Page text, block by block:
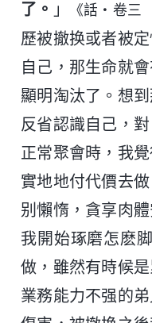
了。 」 《話・卷
歷被撤换或者被
自己，那生命就
顯明淘汰了。想
反省認識自己，
正常聚會時，我
實地地付代價去
别懶惰，貪享肉
我開始琢磨怎麽
做，雖然有時候
業務能力不强的